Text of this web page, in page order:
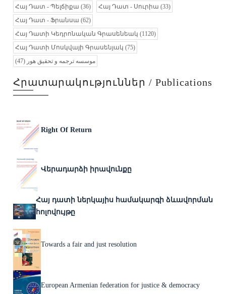
Հայ Դատ - Պելճիքա (36) Հայ Դատ - Սուրիա (33)
Հայ Դատ - Ֆրանսա (62)
Հայ Դատի Կեդրոնական Գրասենեակ (1120)
Հայ Դատի Մոսկվայի Գրասենյակ (75)
موسسه ترجمه و تحقیق هور (47)
Հրատարակություններ / Publications
Right Of Return
Վերադարձի իրավունքը
Հայ դատի ներկայիս համակարգի ձևավորման
հոլովույթը
Towards a fair and just resolution
European Armenian federation for justice & democracy